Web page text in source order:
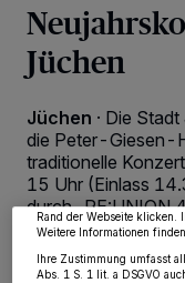
Jüchen
Jüchen · Die Stadt
die Peter-Giesen-
traditionelle
15 Uhr (Einlass
durch „RE:UNION
Gymnasiums
Enderle gestaltet.
wie Browserdaten oder
von OK aktivieren Sie
Partner verarbeiten Daten,
Zwecke. Wenn Tracker
möglicherweise nicht mehr
wieder aufrufen, um Ihre
widerrufen, indem Sie auf
Rand der Webseite klicken.
Weitere Informationen
Ihre Zustimmung umfasst
Abs. 1 S. 1 lit. a DSGVO